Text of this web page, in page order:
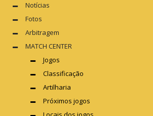
Notícias
Fotos
Arbitragem
MATCH CENTER
Jogos
Classificação
Artilharia
Próximos jogos